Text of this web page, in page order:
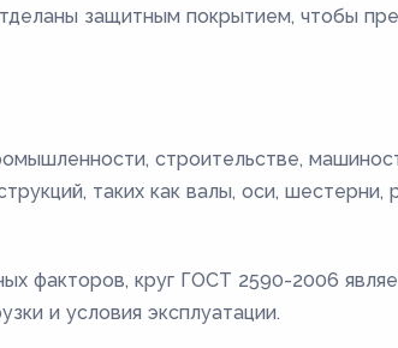
защитным покрытием, чтобы
строительстве,
таких как валы, оси,
факторов, круг ГОСТ 2590-2006
и условия эксплуатации.